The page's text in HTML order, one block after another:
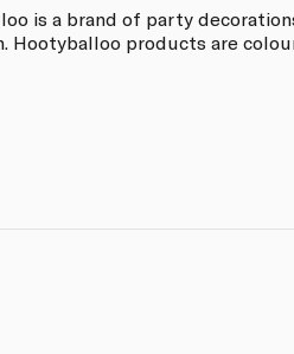
is a brand of party
Hootyballoo products are